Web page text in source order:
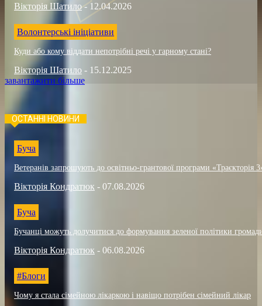
Вікторія Шатило - 12.04.2026
Волонтерські ініціативи
Куди або кому віддати непотрібні речі у гарному стані?
Вікторія Шатило - 15.12.2025
завантажити більше
ОСТАННІ НОВИНИ
Буча
Ветеранів запрошують до освітньо-грантової програми «Траєкторія
Вікторія Кондратюк - 07.08.2026
Буча
Бучанці можуть долучитися до формування зеленої політики
Вікторія Кондратюк - 06.08.2026
#Блоги
Чому я стала сімейною лікаркою і навіщо потрібен сімейний лікар